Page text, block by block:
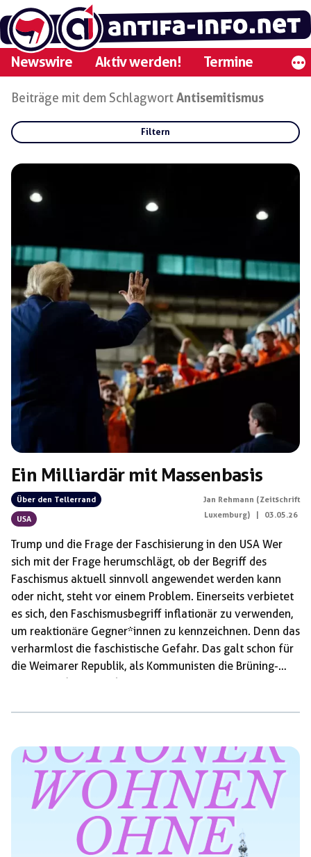
Zum
Inhalt
springen
Newswire Aktiv werden! Termine
Beiträge mit dem SchlagwortAntisemitismus
Filtern
Regionen:
Schlagwörter:
Antisemitismus
Ein Milliardär mit Massenbasis
Über den Tellerrand
USA
Jan Rehmann (Zeitschrift
Luxemburg)
03.05.26
Trump und die Frage der Faschisierung in den USA Wer
sich mit der Frage herumschlägt, ob der Begriff des
Faschismus aktuell sinnvoll angewendet werden kann
oder nicht, steht vor einem Problem. Einerseits verbietet
es sich, den Faschismusbegriff inflationär zu verwenden,
um reaktionӓre Gegner*innen zu kennzeichnen. Denn das
verharmlost die faschistische Gefahr. Das galt schon für
die Weimarer Republik, als Kommunisten die Brüning-
Sozialdemokraten, mit denen sie ein antifaschistisches
Bündnis hätten bilden müssen, als »Sozialfaschisten«
bekämpften. Ähnliches taten auch die Sozialdemokraten,
als sie die Kommunisten als »rot lackierte […]